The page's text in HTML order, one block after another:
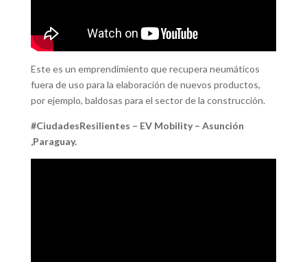
Este es un emprendimiento que recupera neumáticos
fuera de uso para la elaboración de nuevos productos,
por ejemplo, baldosas para el sector de la construcción.
#CiudadesResilientes – EV Mobility – Asunción
,Paraguay.